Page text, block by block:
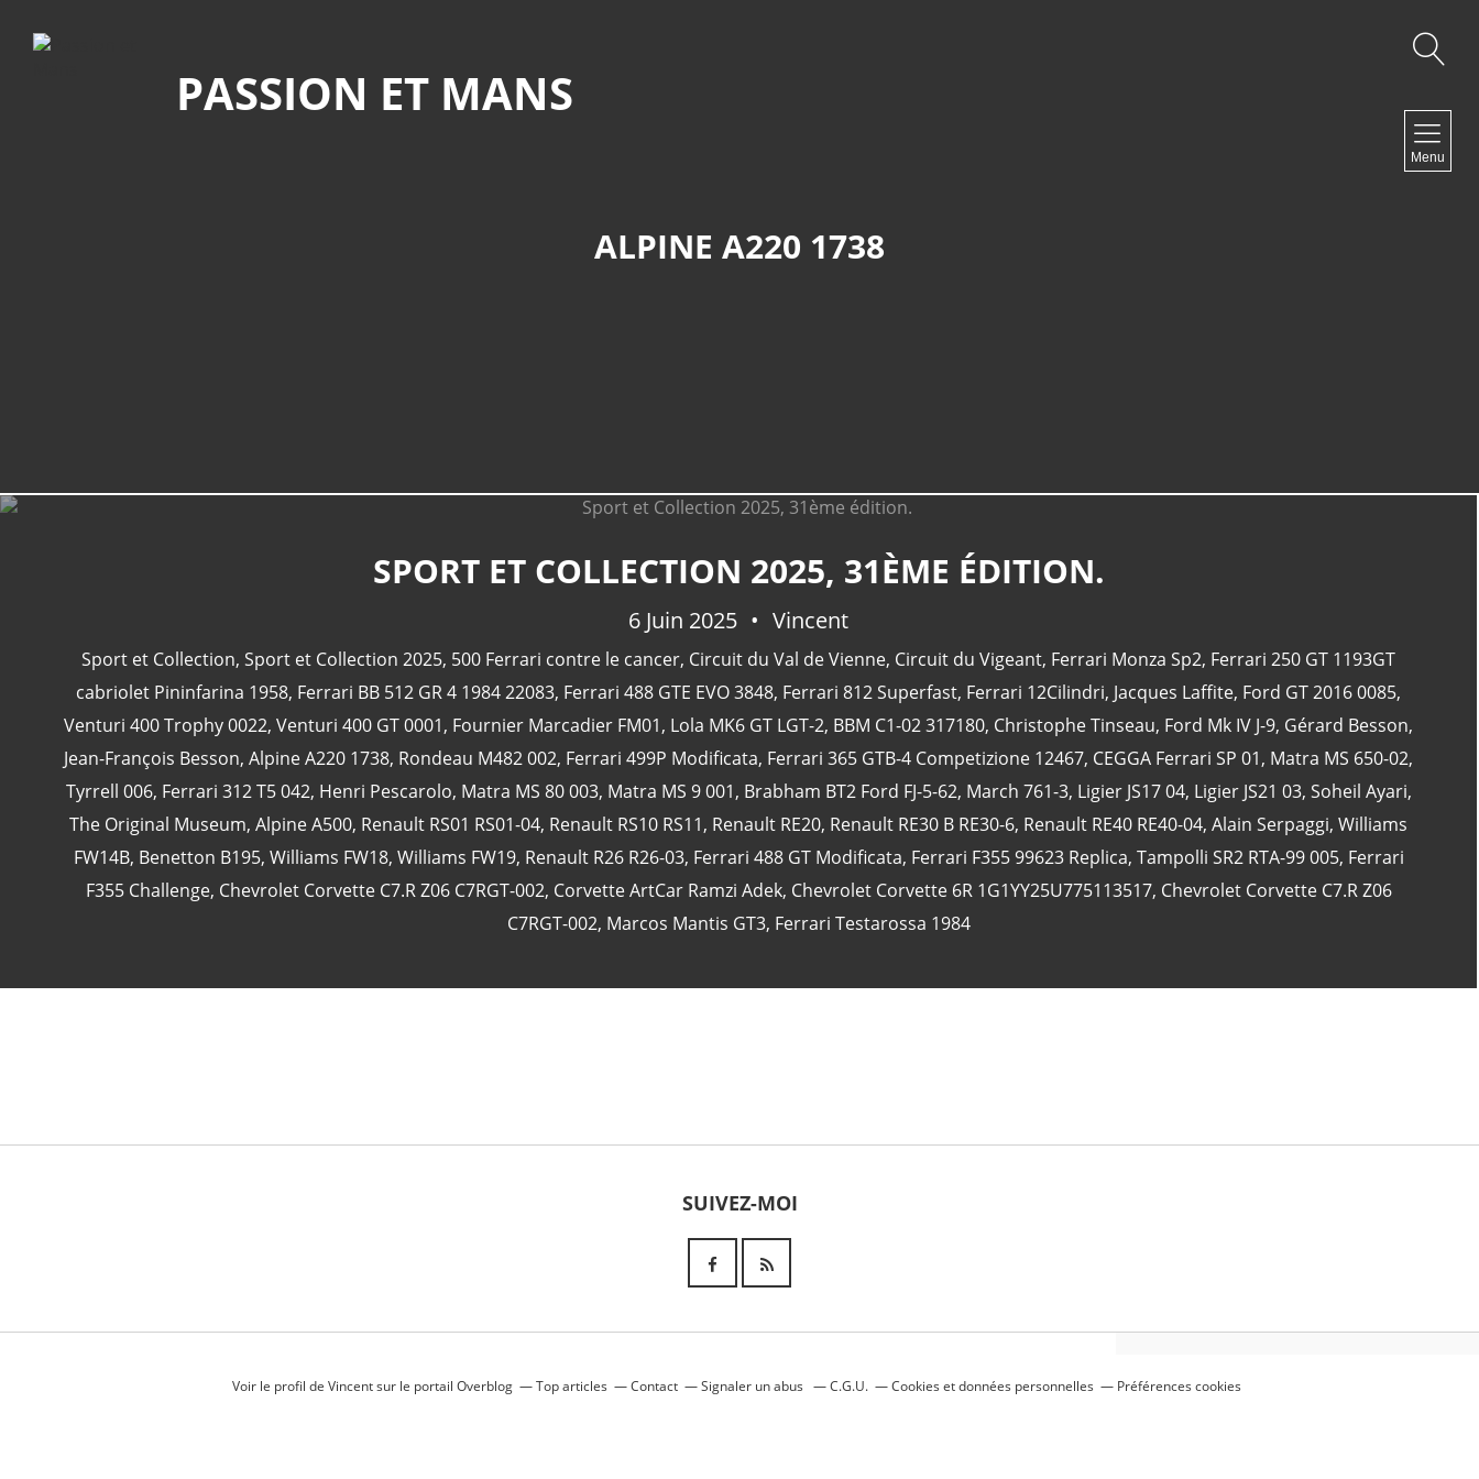
PASSION ET MANS
Menu
ALPINE A220 1738
SPORT ET COLLECTION 2025, 31ÈME ÉDITION.
6 Juin 2025 Vincent
Sport et Collection, Sport et Collection 2025, 500 Ferrari contre le cancer, Circuit du Val de Vienne, Circuit du Vigeant, Ferrari Monza Sp2, Ferrari 250 GT 1193GT
cabriolet Pininfarina 1958, Ferrari BB 512 GR 4 1984 22083, Ferrari 488 GTE EVO 3848, Ferrari 812 Superfast, Ferrari 12Cilindri, Jacques Laffite, Ford GT 2016 0085,
Venturi 400 Trophy 0022, Venturi 400 GT 0001, Fournier Marcadier FM01, Lola MK6 GT LGT-2, BBM C1-02 317180, Christophe Tinseau, Ford Mk IV J-9, Gérard Besson,
Jean-François Besson, Alpine A220 1738, Rondeau M482 002, Ferrari 499P Modificata, Ferrari 365 GTB-4 Competizione 12467, CEGGA Ferrari SP 01, Matra MS 650-02,
Tyrrell 006, Ferrari 312 T5 042, Henri Pescarolo, Matra MS 80 003, Matra MS 9 001, Brabham BT2 Ford FJ-5-62, March 761-3, Ligier JS17 04, Ligier JS21 03, Soheil Ayari,
The Original Museum, Alpine A500, Renault RS01 RS01-04, Renault RS10 RS11, Renault RE20, Renault RE30 B RE30-6, Renault RE40 RE40-04, Alain Serpaggi, Williams
FW14B, Benetton B195, Williams FW18, Williams FW19, Renault R26 R26-03, Ferrari 488 GT Modificata, Ferrari F355 99623 Replica, Tampolli SR2 RTA-99 005, Ferrari
F355 Challenge, Chevrolet Corvette C7.R Z06 C7RGT-002, Corvette ArtCar Ramzi Adek, Chevrolet Corvette 6R 1G1YY25U775113517, Chevrolet Corvette C7.R Z06
C7RGT-002, Marcos Mantis GT3, Ferrari Testarossa 1984
SUIVEZ-MOI
24 Heures Du Mans
(5)
Voir le profil de Vincentsur le portail Overblog Top articles Contact Signaler un abus C.G.U. Cookies et données personnelles Préférences cookies